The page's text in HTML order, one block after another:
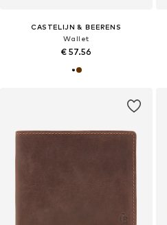
CASTELIJN & BEERENS
Wallet
€ 57.56